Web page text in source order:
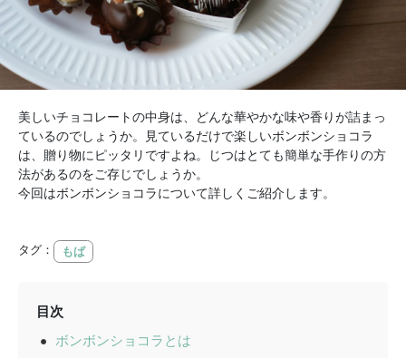
美しいチョコレートの中身は、どんな華やかな味や香りが詰まっ
ているのでしょうか。見ているだけで楽しいボンボンショコラ
は、贈り物にピッタリですよね。じつはとても簡単な手作りの方
法があるのをご存じでしょうか。
今回はボンボンショコラについて詳しくご紹介します。
タグ： もぱ
目次
ボンボンショコラとは